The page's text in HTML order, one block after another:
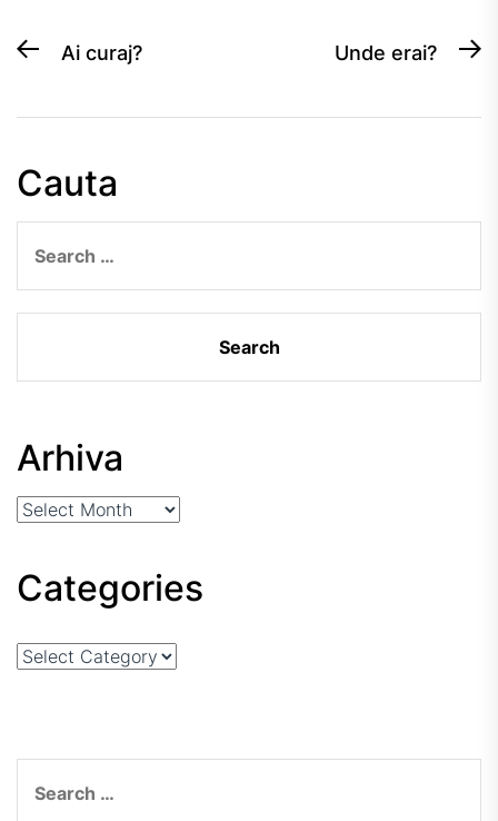
Post
PreviousAi curaj? Unde erai?
Cauta
for:
Arhiva
Arhiva
Categories
Categories
for: